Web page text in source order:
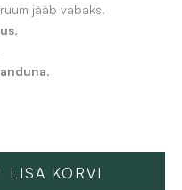
jääb vabaks.
.
.
LISA KORVI